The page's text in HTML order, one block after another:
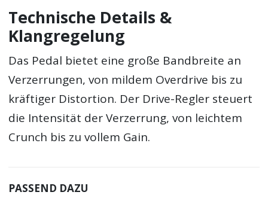
Technische Details &
Klangregelung
Das Pedal bietet eine große Bandbreite an
Verzerrungen, von mildem Overdrive bis zu
kräftiger Distortion. Der Drive-Regler steuert
die Intensität der Verzerrung, von leichtem
Crunch bis zu vollem Gain.
PASSEND DAZU